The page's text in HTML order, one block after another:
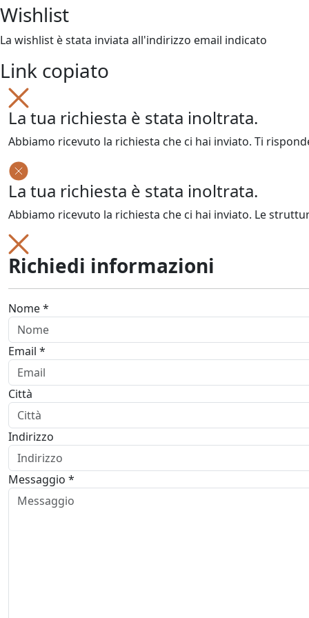
Wishlist
La wishlist è stata inviata all'indirizzo email indicato
Link copiato
La tua richiesta è stata inoltrata.
Abbiamo ricevuto la richiesta che ci hai inviato. Ti
La tua richiesta è stata inoltrata.
Abbiamo ricevuto la richiesta che ci hai inviato. Le
Richiedi informazioni
Nome *
Email *
Città
Indirizzo
Messaggio *